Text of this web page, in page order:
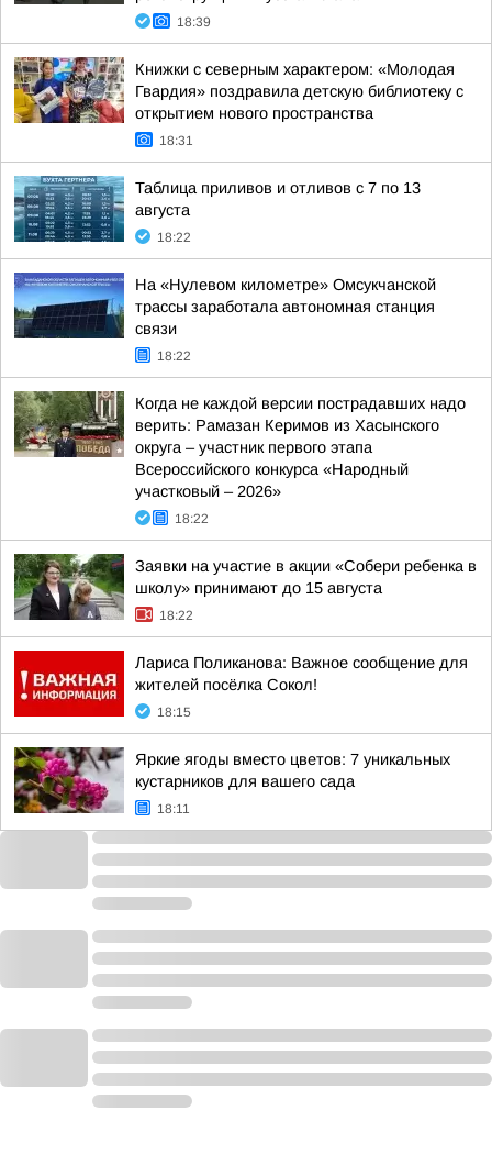
18:39
Книжки с северным характером: «Молодая
Гвардия» поздравила детскую библиотеку с
открытием нового пространства
18:31
Таблица приливов и отливов с 7 по 13
августа
18:22
На «Нулевом километре» Омсукчанской
трассы заработала автономная станция
связи
18:22
Когда не каждой версии пострадавших надо
верить: Рамазан Керимов из Хасынского
округа – участник первого этапа
Всероссийского конкурса «Народный
участковый – 2026»
18:22
Заявки на участие в акции «Собери ребенка в
школу» принимают до 15 августа
18:22
Лариса Поликанова: Важное сообщение для
жителей посёлка Сокол!
18:15
Яркие ягоды вместо цветов: 7 уникальных
кустарников для вашего сада
18:11